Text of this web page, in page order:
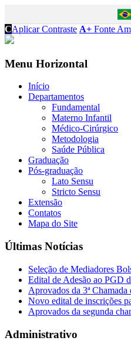
CAplicar Contraste A+ Fonte
Menu Horizontal
Início
Departamentos
Fundamental
Materno Infantil
Médico-Cirúrgico
Metodologia
Saúde Pública
Graduação
Pós-graduação
Lato Sensu
Stricto Sensu
Extensão
Contatos
Mapa do Site
Últimas Notícias
Seleção de Mediadores
Edital de Adesão ao PGD
Aprovados da 3ª
Novo edital de inscrições
Aprovados da segunda
Administrativo